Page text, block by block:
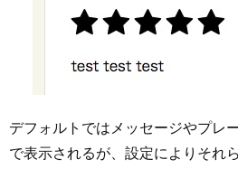
デフォルトではメッセージやプレ
で表示されるが、設定によりそれ